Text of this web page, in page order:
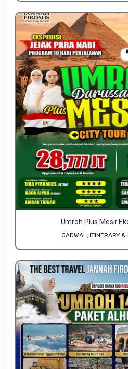
Umroh Plus Mesir
JADWAL, ITINERARY &